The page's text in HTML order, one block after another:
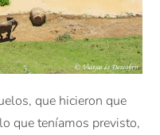
que hicieron que
que teníamos previsto,